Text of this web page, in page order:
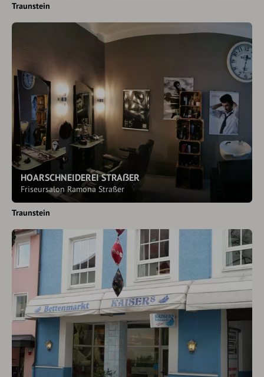
Traunstein
HOARSCHNEIDEREI STRAẞER
Friseursalon Ramona Straßer
Traunstein